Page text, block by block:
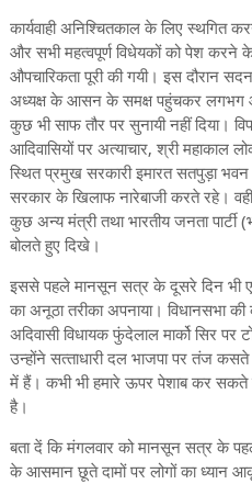
कार्यवाही अनिश्चितकाल के लिए स्थगित
और सभी महत्वपूर्ण विधेयकों को पेश करने के
औपचारिकता पूरी की गयी। इस दौरान
अध्यक्ष के आसन के समक्ष पहुंचकर लगभग
कुछ भी साफ तौर पर सुनायी नहीं दिया।
आदिवासियों पर अत्याचार, श्री महाकाल
स्थित प्रमुख सरकारी इमारत सतपुड़ा
सरकार के खिलाफ नारेबाजी करते रहे।
कुछ अन्य मंत्री तथा भारतीय जनता पार्टी
बोलते हुए दिखे।
इससे पहले मानसून सत्र के दूसरे दिन भी
का अनूठा तरीका अपनाया। विधानसभा
अदिवासी विधायक फुंदेलाल मार्को सिर
उन्‍होंने सत्‍ताधारी दल भाजपा पर तंज
में हैं। कभी भी हमारे ऊपर पेशाब कर सकते
है।
बता दें कि मंगलवार को मानसून सत्र के
के आसमान छूते दामों पर लोगों का ध्‍यान